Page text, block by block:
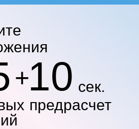
сек.
10
+
предрасчет